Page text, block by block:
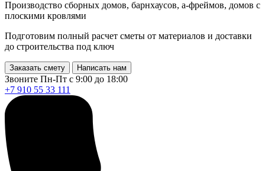
Производство сборных домов, барнхаусов, а-фреймов, домов с
плоскими кровлями
Подготовим полный расчет сметы от материалов и доставки
до строительства под ключ
Заказать смету Написать нам
Звоните Пн-Пт с 9:00 до 18:00
+7 910 55 33 111